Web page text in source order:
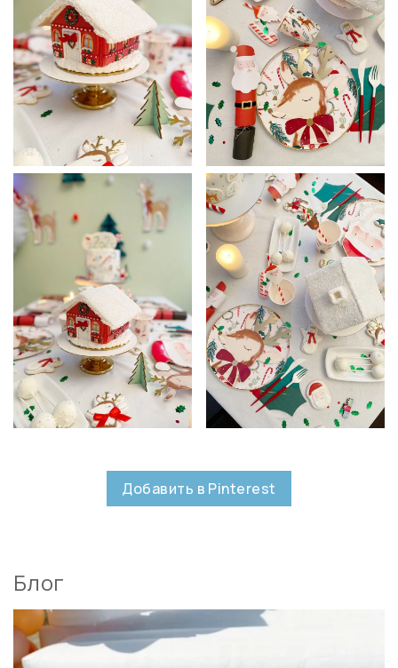
Добавить в Pinterest
Блог